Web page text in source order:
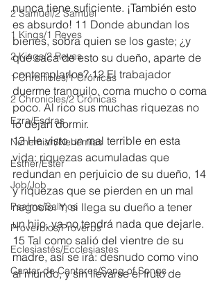
2 Samuel/2 Samuel
1 Kings/1 Reyes
2 Kings/2 Reyes
1 Chronicles/1 Crónicas
2 Chronicles/2 Crónicas
Ezra/Esdras
Nehemiah/Nehemías
Esther/Ester
Job/Job
Psalms/Salmos
Proverbios/Proverbs
Eclesiastés/Ecclesiastes
Cantar de Cantares/Song of Songs
nunca tiene suficiente. ¡También esto
es absurdo! 11 Donde abundan los
bienes, sobra quien se los gaste; ¿y
qué saca de esto su dueño, aparte de
contemplarlos? 12 El trabajador
duerme tranquilo, coma mucho o coma
poco. Al rico sus muchas riquezas no
lo dejan dormir.
13 He visto un mal terrible en esta
vida: riquezas acumuladas que
redundan en perjuicio de su dueño, 14
y riquezas que se pierden en un mal
negocio. Y, si llega su dueño a tener
un hijo, ya no tendrá nada que dejarle.
15 Tal como salió del vientre de su
madre, así se irá: desnudo como vino
al mundo, y sin llevarse el fruto de